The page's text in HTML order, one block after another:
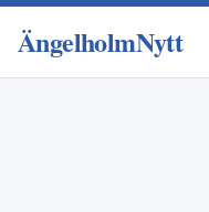
ÄngelholmNytt